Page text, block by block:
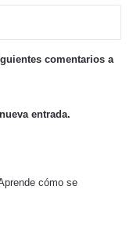
comentarios a
entrada.
cómo se